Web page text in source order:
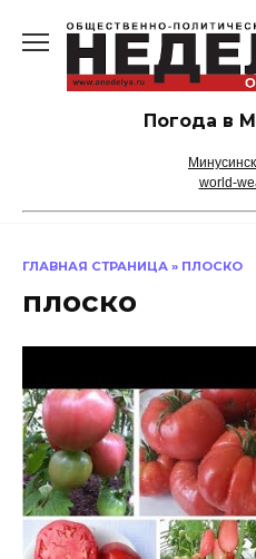
содержанию
Погода в
world-
ГЛАВНАЯ СТРАНИЦА » ПЛОСКО
плоско